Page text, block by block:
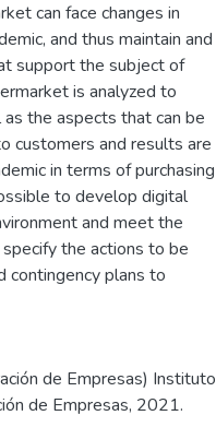
can face changes in
and thus maintain and
support the subject of
is analyzed to
the aspects that can be
customers and results are
in terms of purchasing
to develop digital
and meet the
the actions to be
contingency plans to
de Empresas) Instituto
de Empresas, 2021.